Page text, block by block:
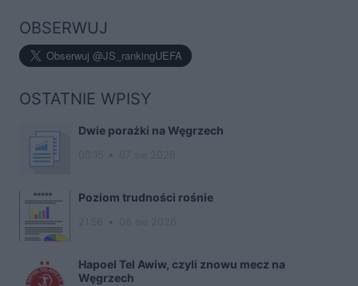
OBSERWUJ
OSTATNIE WPISY
Dwie porażki na Węgrzech
Poziom trudności rośnie
Hapoel Tel Awiw, czyli znowu mecz na
Węgrzech